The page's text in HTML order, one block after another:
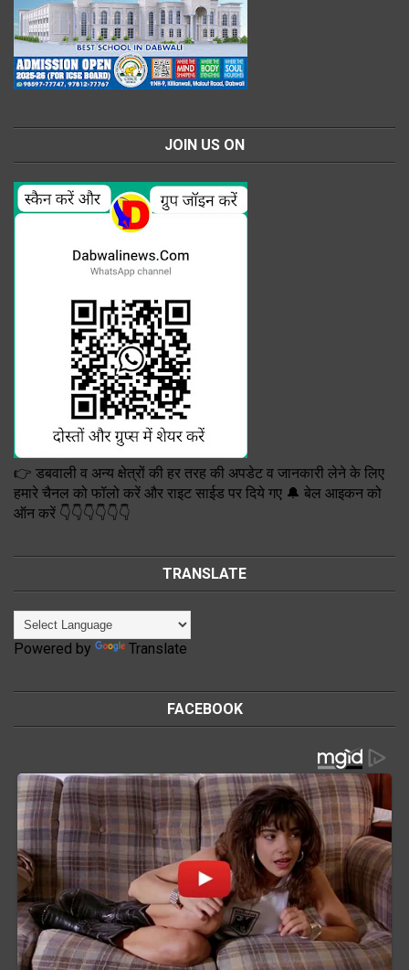
JOIN US ON
👉 डबवाली व अन्य क्षेत्रों की हर तरह की अपडेट व जानकारी लेने के लिए
हमारे चैनल को फॉलो करें और राइट साईड पर दिये गए 🔔 बेल आइकन को
ऑन करें 👇👇👇👇👇👇
TRANSLATE
Powered by Translate
FACEBOOK